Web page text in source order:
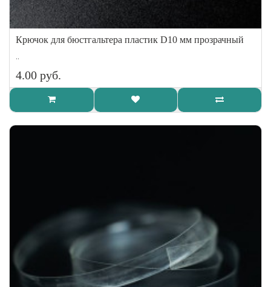
Крючок для бюстгальтера пластик D10 мм прозрачный
..
4.00 руб.